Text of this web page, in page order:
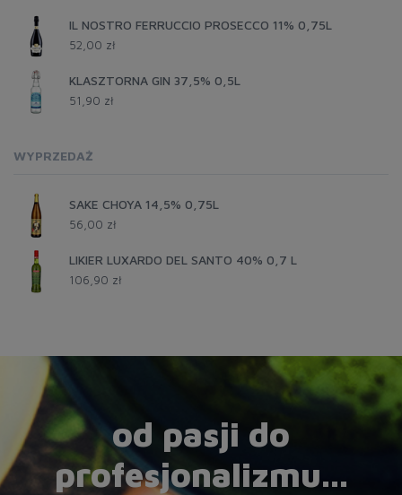
IL NOSTRO FERRUCCIO PROSECCO 11% 0,75L
52,00 zł
KLASZTORNA GIN 37,5% 0,5L
51,90 zł
WYPRZEDAŻ
SAKE CHOYA 14,5% 0,75L
56,00 zł
LIKIER LUXARDO DEL SANTO 40% 0,7 L
106,90 zł
od pasji do
profesjonalizmu...